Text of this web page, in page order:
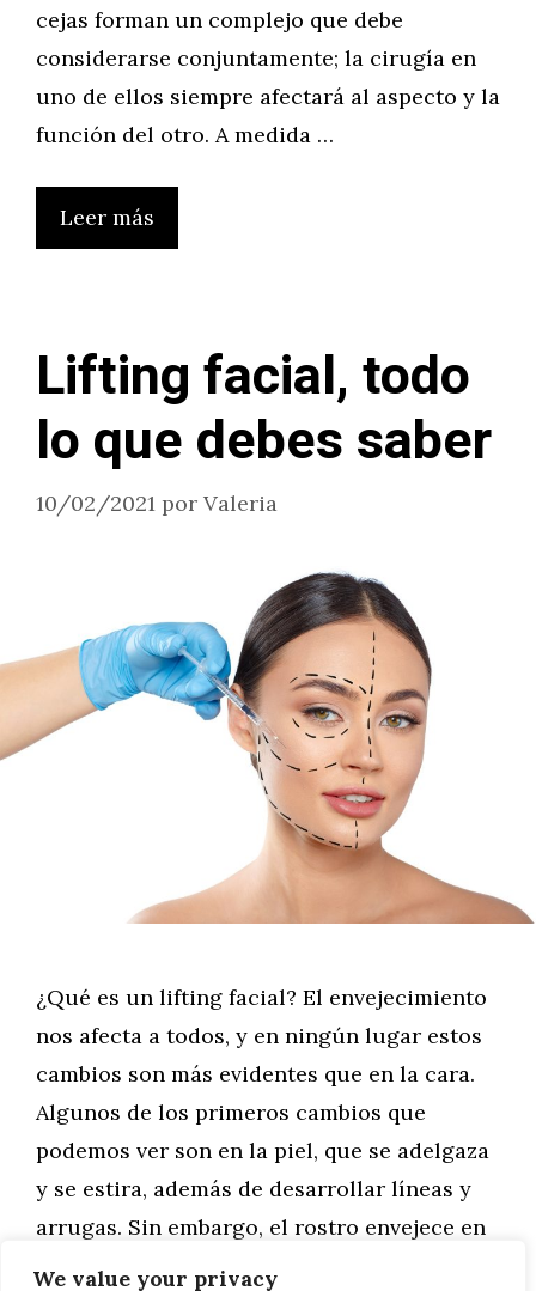
We value your privacy
cejas forman un complejo que debe
considerarse conjuntamente; la cirugía en
uno de ellos siempre afectará al aspecto y la
función del otro. A medida …
Leer más
Lifting facial, todo
lo que debes saber
10/02/2021 por Valeria
¿Qué es un lifting facial? El envejecimiento
nos afecta a todos, y en ningún lugar estos
cambios son más evidentes que en la cara.
Algunos de los primeros cambios que
podemos ver son en la piel, que se adelgaza
y se estira, además de desarrollar líneas y
arrugas. Sin embargo, el rostro envejece en
todas …